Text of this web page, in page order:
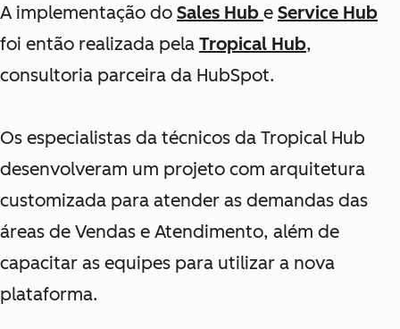
A implementação do Sales Hub e Service Hub
foi então realizada pela Tropical Hub,
consultoria parceira da HubSpot.
Os especialistas da técnicos da Tropical Hub
desenvolveram um projeto com arquitetura
customizada para atender as demandas das
áreas de Vendas e Atendimento, além de
capacitar as equipes para utilizar a nova
plataforma.